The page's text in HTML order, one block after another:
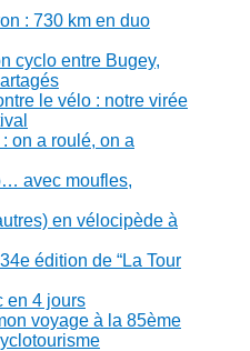
: 730 km en duo
cyclo entre Bugey,
le vélo : notre virée
on a roulé, on a
avec moufles,
en vélocipède à
édition de “La Tour
en 4 jours
voyage à la 85ème